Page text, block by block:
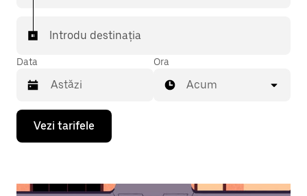
Introdu destinația
Data
Pentru
deschide
selecta
Ora
Acum
Vezi tarifele